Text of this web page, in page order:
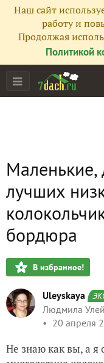
Наш сайт
работу и
Продолжая
Политикой
Маленькие,
лучших
бордюра
В избранное!
Uleyskaya
Людмила
20 апреля
Не знаю как вы, а я